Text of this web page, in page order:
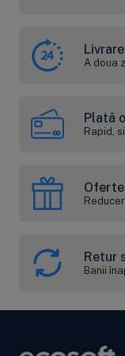
A doua
Plată
Rapid,
Retur
Banii